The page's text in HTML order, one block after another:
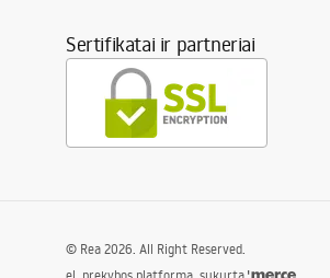
Sertifikatai ir partneriai
© Rea 2026. All Right Reserved.